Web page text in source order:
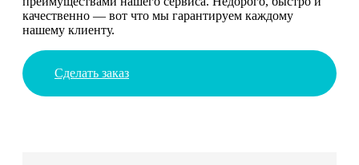
качественно — вот что мы гарантируем каждому
нашему клиенту.
Сделать заказ